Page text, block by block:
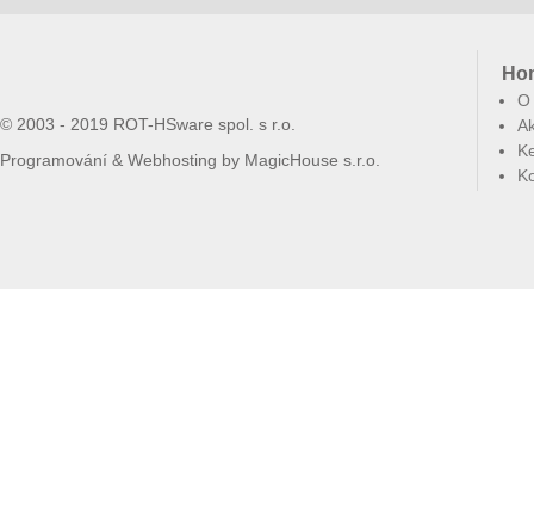
© 2003 - 2019 ROT-HSware spol. s r.o.
Programování & Webhosting by MagicHouse s.r.o.
O